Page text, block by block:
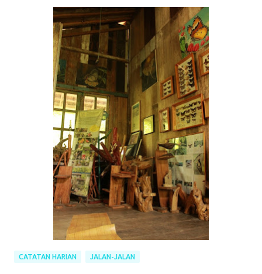
CATATAN HARIAN JALAN-JALAN